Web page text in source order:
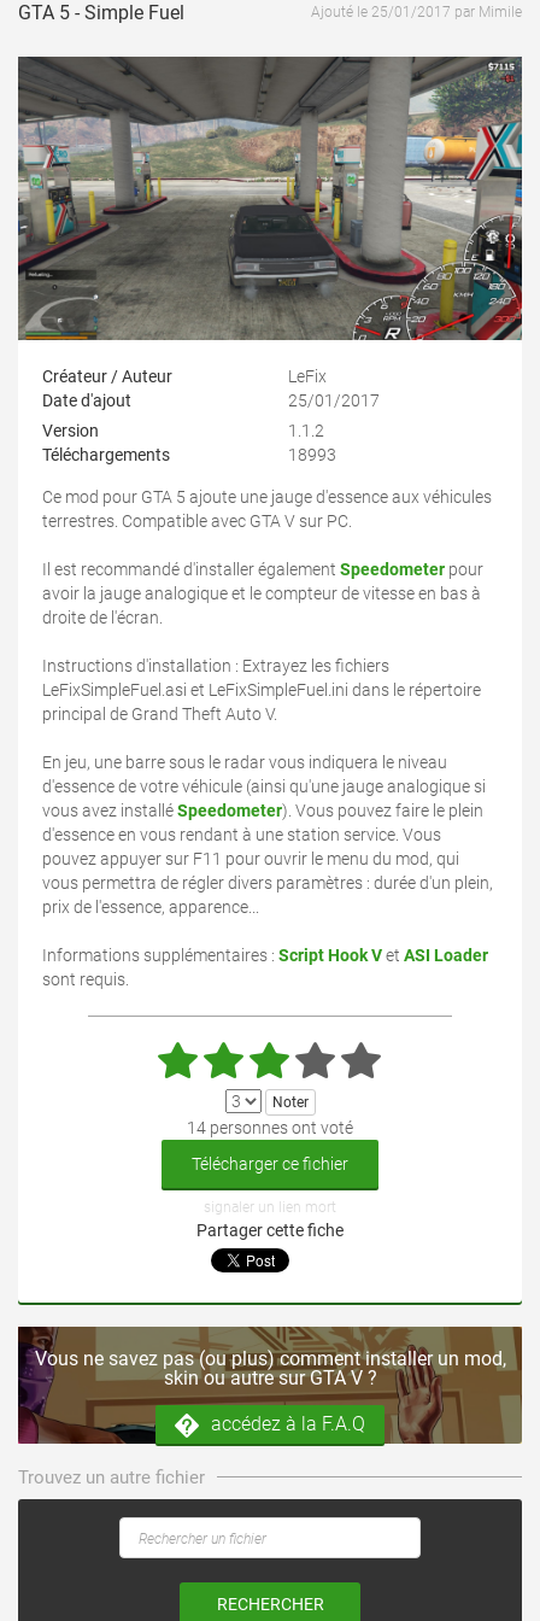
GTA 5 - Simple Fuel Ajouté le 25/01/2017 par Mimile
Créateur / Auteur
LeFix
Date d'ajout
25/01/2017
Version
1.1.2
Téléchargements
18993
Ce mod pour GTA 5 ajoute une jauge d'essence aux véhicules
terrestres. Compatible avec GTA V sur PC.
Il est recommandé d'installer également Speedometer pour
avoir la jauge analogique et le compteur de vitesse en bas à
droite de l'écran.
Instructions d'installation : Extrayez les fichiers
LeFixSimpleFuel.asi et LeFixSimpleFuel.ini dans le répertoire
principal de Grand Theft Auto V.
En jeu, une barre sous le radar vous indiquera le niveau
d'essence de votre véhicule (ainsi qu'une jauge analogique si
vous avez installéSpeedometer). Vous pouvez faire le plein
d'essence en vous rendant à une station service. Vous
pouvez appuyer sur F11 pour ouvrir le menu du mod, qui
vous permettra de régler divers paramètres : durée d'un plein,
prix de l'essence, apparence...
Informations supplémentaires : Script Hook Vet ASI Loader
sont requis.
14 personnes ont voté
Télécharger ce fichier
signaler un lien mort
Partager cette fiche
Vous ne savez pas (ou plus) comment installer un mod,
skin ou autre sur GTA V ?
accédez à la F.A.Q
Trouvez un autre fichier
RECHERCHER